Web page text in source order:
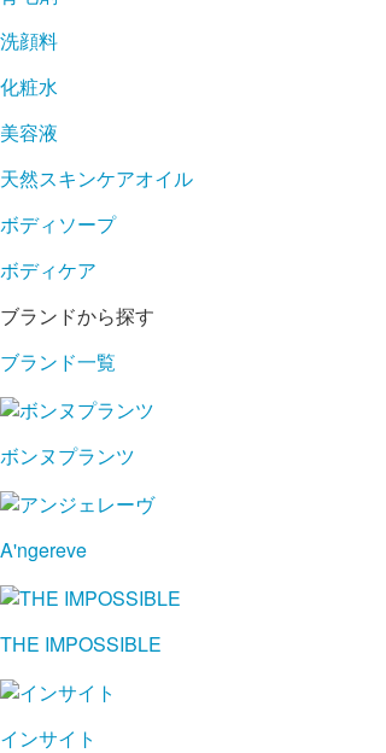
洗顔料
化粧水
美容液
天然スキンケアオイル
ボディソープ
ボディケア
ブランドから探す
ブランド一覧
ボンヌプランツ
A'ngereve
THE IMPOSSIBLE
インサイト